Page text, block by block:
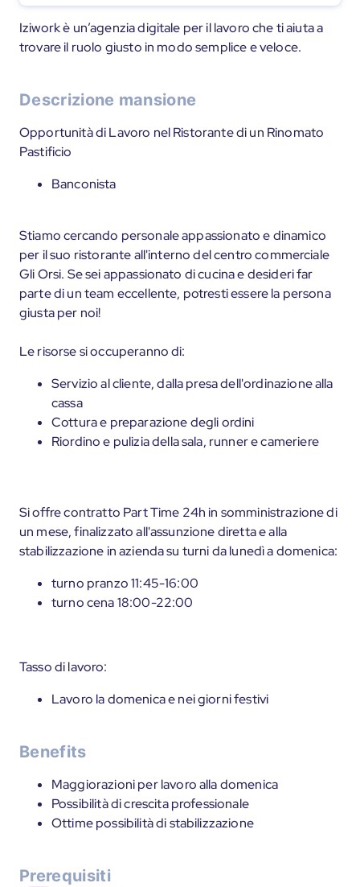
Iziwork è un’agenzia digitale per il lavoro che ti aiuta a
trovare il ruolo giusto in modo semplice e veloce.
Descrizione mansione
Opportunità di Lavoro nel Ristorante di un Rinomato
Pastificio
Banconista
Stiamo cercando personale appassionato e dinamico
per il suo ristorante all'interno del centro commerciale
Gli Orsi. Se sei appassionato di cucina e desideri far
parte di un team eccellente, potresti essere la persona
giusta per noi!
Le risorse si occuperanno di:
Servizio al cliente, dalla presa dell'ordinazione alla
cassa
Cottura e preparazione degli ordini
Riordino e pulizia della sala, runner e cameriere
Si offre contratto Part Time 24h in somministrazione di
un mese, finalizzato all'assunzione diretta e alla
stabilizzazione in azienda su turni da lunedì a domenica:
turno pranzo 11:45-16:00
turno cena 18:00-22:00
Tasso di lavoro:
Lavoro la domenica e nei giorni festivi
Benefits
Maggiorazioni per lavoro alla domenica
Possibilità di crescita professionale
Ottime possibilità di stabilizzazione
Prerequisiti